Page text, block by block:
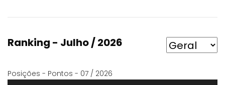
Ranking - Julho / 2026
Posições - Pontos - 07 / 2026